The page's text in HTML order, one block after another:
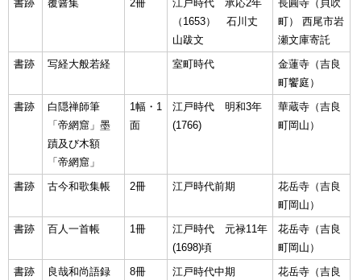
書跡 覆醤集 2冊
江戸時代 承応2年
（1653） 石川丈
山跋文
長圓寺（貝吹
町） 西尾市岩
瀬文庫寄託
書跡
写経大般若経 室町時代
金蓮寺（吉良
町饗庭）
書跡
白隠禅師筆
「帝網窟」墨
蹟及び木額
「帝網窟」
1幅・1
面
江戸時代 明和3年
(1766)
華蔵寺（吉良
町岡山）
書跡 古今和歌集帳 2冊 江戸時代前期
花岳寺（吉良
町岡山）
書跡
百人一首帳 1冊
江戸時代 元禄11年
(1698)頃
花岳寺（吉良
町岡山）
書跡
良哉和尚語録 8冊 江戸時代中期
花岳寺（吉良